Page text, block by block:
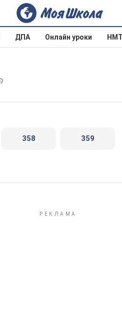
ДПА Онлайн уроки НМТ
358 359